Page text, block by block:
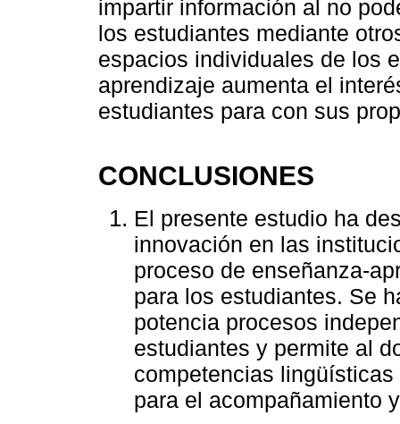
impartir información al no
los estudiantes mediante
espacios individuales de los
aprendizaje aumenta el
estudiantes para con sus
CONCLUSIONES
El presente estudio ha
innovación en las
proceso de enseñanza-
para los estudiantes. Se
potencia procesos
estudiantes y permite al
competencias
para el acompañamiento